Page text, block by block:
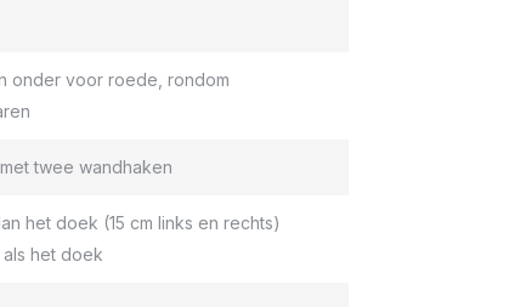
onder voor roede, rondom
twee wandhaken
het doek (15 cm links en rechts)
het doek